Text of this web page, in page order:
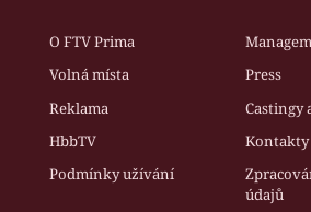
O FTV Prima
Volná místa
Press
Reklama
Castingy
HbbTV
Kontakty
Podmínky užívání
údajů